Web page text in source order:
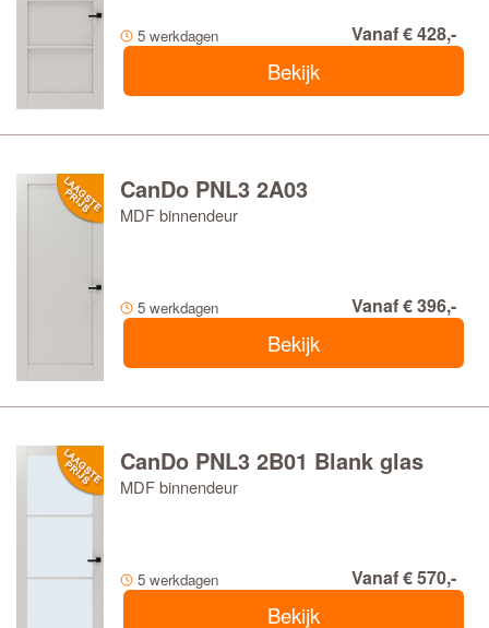
5 werkdagen Vanaf € 428,-
Bekijk
CanDo PNL3 2A03
MDF binnendeur
5 werkdagen Vanaf € 396,-
Bekijk
CanDo PNL3 2B01 Blank glas
MDF binnendeur
5 werkdagen Vanaf € 570,-
Bekijk